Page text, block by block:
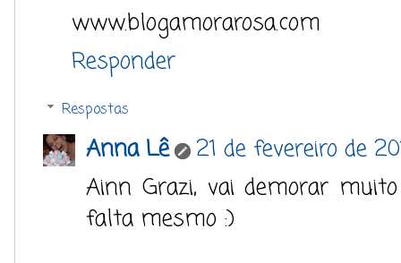
www.blogamorarosa.com
Responder
Respostas
Anna Lê
21 de fevereiro de
Ainn Grazi, vai demorar
falta mesmo :)